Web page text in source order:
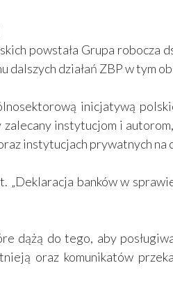
powstała Grupa robocza
działań ZBP w tym
inicjatywą
instytucjom i
instytucjach prywatnych na
„Deklaracja banków w
dążą do tego, aby
oraz komunikatów